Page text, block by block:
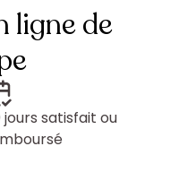
ligne de
jours satisfait ou